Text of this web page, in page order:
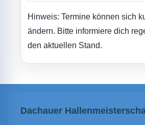
Hinweis: Termine können sich
ändern. Bitte informiere dich
den aktuellen Stand.
Dachauer